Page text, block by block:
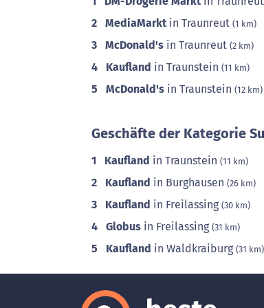
2 MediaMarkt in Traunreut (1 km)
3 McDonald's in Traunreut (2 km)
4 Kaufland in Traunstein (11 km)
5 McDonald's in Traunstein (12 km)
Geschäfte der Kategorie
1 Kaufland in Traunstein (11 km)
2 Kaufland in Burghausen (26 km)
3 Kaufland in Freilassing (30 km)
4 Globus in Freilassing (31 km)
5 Kaufland in Waldkraiburg (31 km)